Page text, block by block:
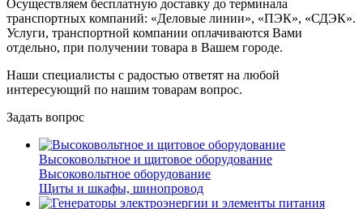
Осуществляем бесплатную доставку до терминала
транспортных компаний: «Деловые линии», «ПЭК», «СДЭК».
Услуги, транспортной компании оплачиваются Вами
отдельно, при получении товара в Вашем городе.
Наши специалисты с радостью ответят на любой
интересующий по нашим товарам вопрос.
Задать вопрос
Высоковольтное и щитовое оборудование
Высоковольтное оборудование
Щиты и шкафы, шинопровод